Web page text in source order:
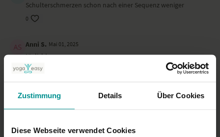
Zustimmung Details Über Cookies
Diese Webseite verwendet Cookies
Schulterschmerzen schon nach einer Sequenz weniger
0
Anni S. Mai 01, 2025
täglich!
0
annette.guth-schneider April 21, 2025
Super Übungen für meine Schultern Danke